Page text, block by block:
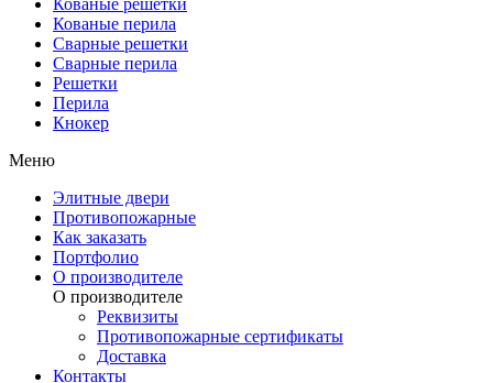
Кованые решетки
Кованые перила
Сварные решетки
Сварные перила
Решетки
Перила
Кнокер
Меню
Элитные двери
Противопожарные
Как заказать
Портфолио
О производителе
О производителе
Реквизиты
Противопожарные сертификаты
Доставка
Контакты